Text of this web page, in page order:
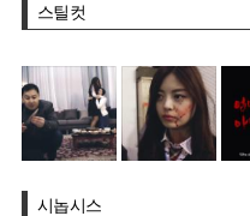
스틸컷
시놉시스